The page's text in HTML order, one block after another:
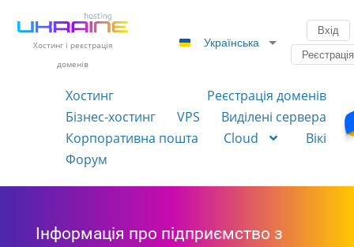
Хостинг і реєстрація
доменів
Українська
Вхід
Реєстрація
Хостинг
Реєстрація доменів
Бізнес-хостинг
VPS
Виділені сервера
Корпоративна пошта
Cloud
Вікі
Форум
Інформація про підприємство з